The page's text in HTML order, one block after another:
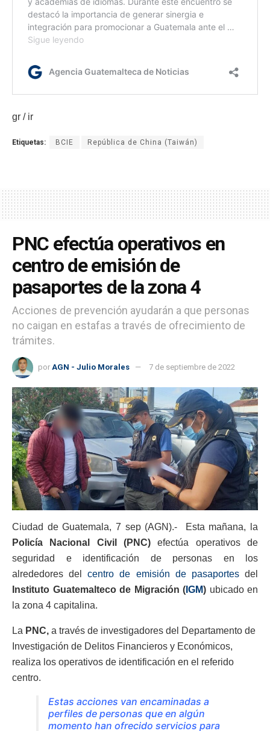
gr / ir
Etiquetas: BCIE República de China (Taiwán)
PNC efectúa operativos en
centro de emisión de
pasaportes de la zona 4
Acciones de prevención ayudarán a que personas
no caigan en estafas a través de ofrecimiento de
trámites.
por AGN - Julio Morales 7 de septiembre de 2022
Ciudad de Guatemala, 7 sep (AGN).- Esta mañana, la
Policía Nacional Civil (PNC) efectúa operativos de
seguridad e identificación de personas en los
alrededores delcentro de emisión de pasaportesdel
Instituto Guatemalteco de Migración ( IGM) ubicado en
la zona 4 capitalina.
La PNC, a través de investigadores del Departamento de
Investigación de Delitos Financieros y Económicos,
realiza los operativos de identificación en el referido
centro.
Estas acciones van encaminadas a
perfiles de personas que en algún
momento han ofrecido servicios para